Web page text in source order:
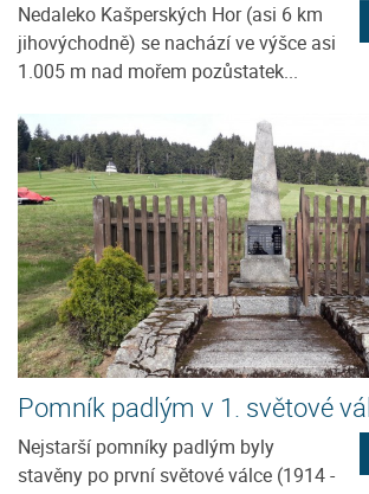
Nedaleko Kašperských Hor (asi 6 km
jihovýchodně) se nachází ve výšce asi
1.005 m nad mořem pozůstatek...
Pomník padlým v 1. světové
Nejstarší pomníky padlým byly
stavěny po první světové válce (1914 -